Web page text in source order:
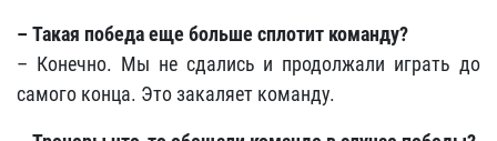
– Такая победа еще больше сплотит команду?
– Конечно. Мы не сдались и продолжали играть до
самого конца. Это закаляет команду.